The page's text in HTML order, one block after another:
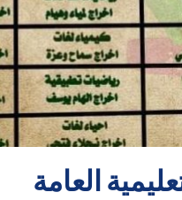
العامة